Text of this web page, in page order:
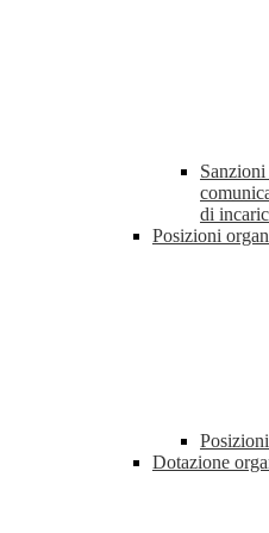
di
Posizioni
Dotazione